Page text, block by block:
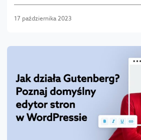
17 października 2023